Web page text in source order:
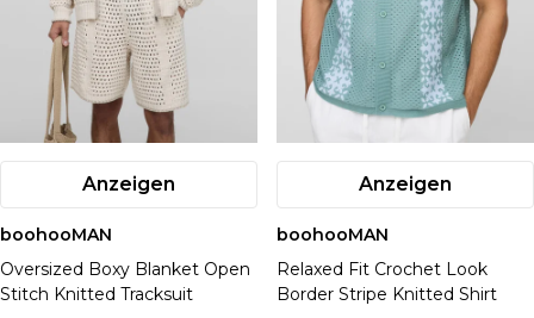
Anzeigen
boohooMAN
Oversized Boxy Blanket Open
Stitch Knitted Tracksuit
Anzeigen
boohooMAN
Relaxed Fit Crochet Look
Border Stripe Knitted Shirt